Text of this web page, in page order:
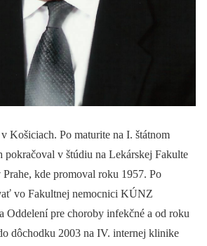
Košiciach. Po maturite na I. štátnom
pokračoval v štúdiu na Lekárskej Fakulte
kde promoval roku 1957. Po
vo Fakultnej nemocnici KÚNZ
Oddelení pre choroby infekčné a od roku
dôchodku 2003 na IV. internej klinike